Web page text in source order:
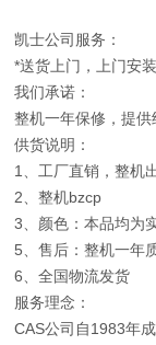
凯士公司服务：
*送货上门，上门安
我们承诺：
整机一年保修，提
供货说明：
1、工厂直销，整机
2、整机bzcp
3、颜色：本品均为
5、售后：整机一年
6、全国物流发货
服务理念：
CAS公司自1983年